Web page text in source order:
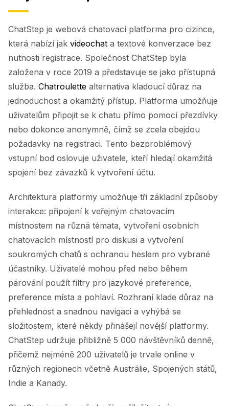
ChatStep je webová chatovací platforma pro cizince,
která nabízí jak videochat a textové konverzace bez
nutnosti registrace. Společnost ChatStep byla
založena v roce 2019 a představuje se jako přístupná
služba. Chatroulette alternativa kladoucí důraz na
jednoduchost a okamžitý přístup. Platforma umožňuje
uživatelům připojit se k chatu přímo pomocí přezdívky
nebo dokonce anonymně, čímž se zcela obejdou
požadavky na registraci. Tento bezproblémový
vstupní bod oslovuje uživatele, kteří hledají okamžitá
spojení bez závazků k vytvoření účtu.
Architektura platformy umožňuje tři základní způsoby
interakce: připojení k veřejným chatovacím
místnostem na různá témata, vytvoření osobních
chatovacích místností pro diskusi a vytvoření
soukromých chatů s ochranou heslem pro vybrané
účastníky. Uživatelé mohou před nebo během
párování použít filtry pro jazykové preference,
preference místa a pohlaví. Rozhraní klade důraz na
přehlednost a snadnou navigaci a vyhýbá se
složitostem, které někdy přinášejí novější platformy.
ChatStep udržuje přibližně 5 000 návštěvníků denně,
přičemž nejméně 200 uživatelů je trvale online v
různých regionech včetně Austrálie, Spojených států,
Indie a Kanady.